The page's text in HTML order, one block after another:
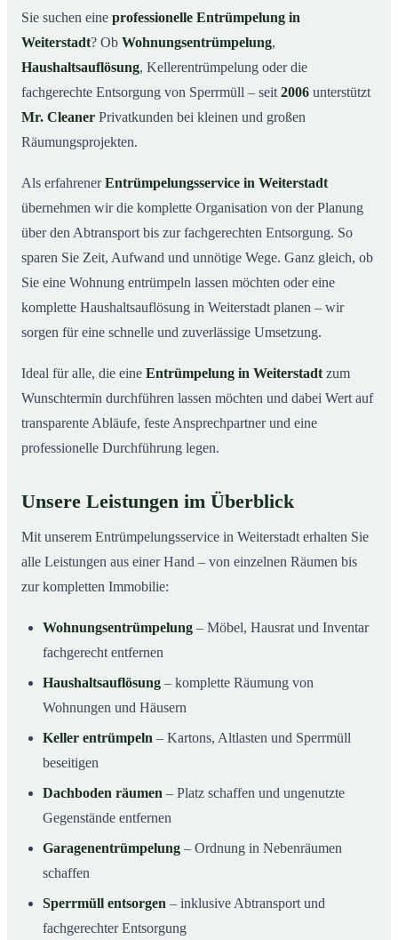
03Was kostet eine Entrümpelung in Weiterstadt?
04Warum Mr. Cleaner in Weiterstadt?
05Typische Anlässe für eine Entrümpelung
Jetzt Angebot einholen
Profis
Sie suchen eine professionelle Entrümpelung in
Weiterstadt? Ob Wohnungsentrümpelung,
Haushaltsauflösung, Kellerentrümpelung oder die
fachgerechte Entsorgung von Sperrmüll – seit 2006 unterstützt
Mr. Cleaner Privatkunden bei kleinen und großen
Räumungsprojekten.
Als erfahrenerEntrümpelungsservice in Weiterstadt
übernehmen wir die komplette Organisation von der Planung
über den Abtransport bis zur fachgerechten Entsorgung. So
sparen Sie Zeit, Aufwand und unnötige Wege. Ganz gleich, ob
Sie eine Wohnung entrümpeln lassen möchten oder eine
komplette Haushaltsauflösung in Weiterstadt planen – wir
sorgen für eine schnelle und zuverlässige Umsetzung.
Ideal für alle, die eine Entrümpelung in Weiterstadt zum
Wunschtermin durchführen lassen möchten und dabei Wert auf
transparente Abläufe, feste Ansprechpartner und eine
professionelle Durchführung legen.
Unsere Leistungen im Überblick
Mit unserem Entrümpelungsservice in Weiterstadt erhalten Sie
alle Leistungen aus einer Hand – von einzelnen Räumen bis
zur kompletten Immobilie:
Wohnungsentrümpelung – Möbel, Hausrat und Inventar
fachgerecht entfernen
Haushaltsauflösung – komplette Räumung von
Wohnungen und Häusern
Keller entrümpeln – Kartons, Altlasten und Sperrmüll
beseitigen
Dachboden räumen – Platz schaffen und ungenutzte
Gegenstände entfernen
Garagenentrümpelung – Ordnung in Nebenräumen
schaffen
Sperrmüll entsorgen – inklusive Abtransport und
fachgerechter Entsorgung